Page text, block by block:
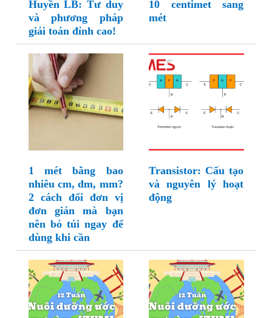
Huyền LB: Tư duy
và phương pháp
giải toán đỉnh cao!
10 centimet sang
mét
1 mét bằng bao
nhiêu cm, dm, mm?
2 cách đổi đơn vị
đơn giản mà bạn
nên bỏ túi ngay để
dùng khi cần
Transistor: Cấu tạo
và nguyên lý hoạt
động